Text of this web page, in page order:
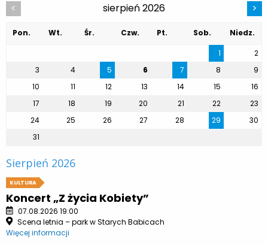
< sierpień 2026 >
Pon. Wt. Śr. Czw. Pt. Sob.
Niedz.
1
2
3
4 5 6 7 8
9
10
11 12 13 14 15
16
17
18 19 20 21 22
23
24
25 26 27 28 29
30
31
Sierpień 2026
KULTURA
Koncert „Z życia Kobiety”
07.08.2026 19:00
Scena letnia – park w Starych Babicach
Więcej informacji